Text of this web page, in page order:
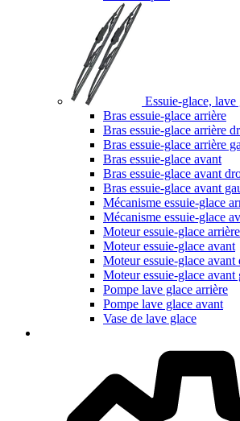
Essuie-glace, lave
Bras essuie-glace arrière
Bras essuie-glace arrière
Bras essuie-glace arrière
Bras essuie-glace avant
Bras essuie-glace avant
Bras essuie-glace avant
Mécanisme essuie-glace
Mécanisme essuie-glace
Moteur essuie-glace arrière
Moteur essuie-glace avant
Moteur essuie-glace avant
Moteur essuie-glace avant
Pompe lave glace arrière
Pompe lave glace avant
Vase de lave glace